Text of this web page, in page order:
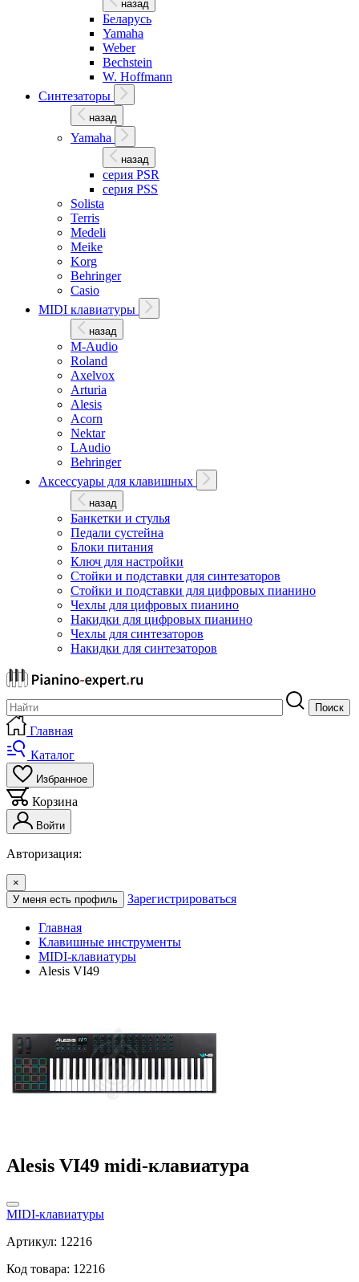
назад
Беларусь
Yamaha
Weber
Bechstein
W. Hoffmann
Синтезаторы
назад
Yamaha
назад
серия PSR
серия PSS
Solista
Terris
Medeli
Meike
Korg
Behringer
Casio
MIDI клавиатуры
назад
M-Audio
Roland
Axelvox
Arturia
Alesis
Acorn
Nektar
LAudio
Behringer
Аксессуары для клавишных
назад
Банкетки и стулья
Педали сустейна
Блоки питания
Ключ для настройки
Стойки и подставки для синтезаторов
Стойки и подставки для цифровых пианино
Чехлы для цифровых пианино
Накидки для цифровых пианино
Чехлы для синтезаторов
Накидки для синтезаторов
Поиск
Главная
Каталог
Избранное
Корзина
Войти
Авторизация:
×
У меня есть профиль
Зарегистрироваться
Главная
Клавишные инструменты
MIDI-клавиатуры
Alesis VI49
Alesis VI49 midi-клавиатура
MIDI-клавиатуры
Артикул: 12216
Код товара: 12216